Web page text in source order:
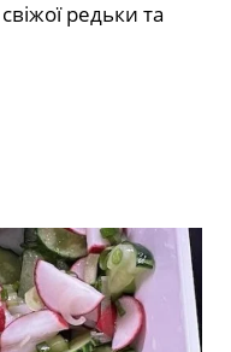
свіжої редьки та